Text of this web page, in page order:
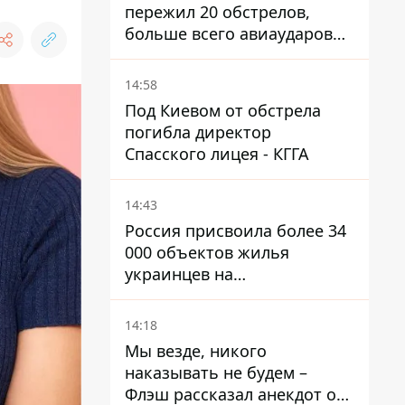
пережил 20 обстрелов,
больше всего авиаударов
КАБ-250
14:58
Под Киевом от обстрела
погибла директор
Спасского лицея - КГГА
14:43
Россия присвоила более 34
000 объектов жилья
украинцев на
оккупированных
территориях -
14:18
Мы везде, никого
наказывать не будем –
Флэш рассказал анекдот о